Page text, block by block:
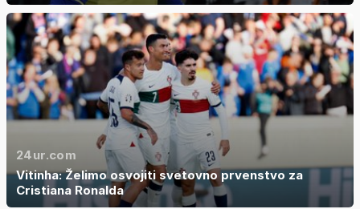
24ur.com
Vitinha: Želimo osvojiti svetovno prvenstvo za
Cristiana Ronalda